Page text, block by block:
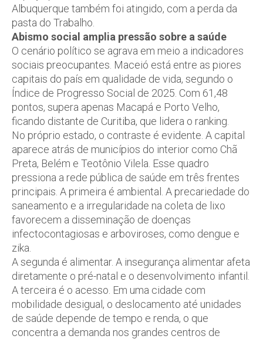
Albuquerque também foi atingido, com a perda da
pasta do Trabalho.
Abismo social amplia pressão sobre a saúde
O cenário político se agrava em meio a indicadores
sociais preocupantes. Maceió está entre as piores
capitais do país em qualidade de vida, segundo o
Índice de Progresso Social de 2025. Com 61,48
pontos, supera apenas Macapá e Porto Velho,
ficando distante de Curitiba, que lidera o ranking.
No próprio estado, o contraste é evidente. A capital
aparece atrás de municípios do interior como Chã
Preta, Belém e Teotônio Vilela. Esse quadro
pressiona a rede pública de saúde em três frentes
principais. A primeira é ambiental. A precariedade do
saneamento e a irregularidade na coleta de lixo
favorecem a disseminação de doenças
infectocontagiosas e arboviroses, como dengue e
zika.
A segunda é alimentar. A insegurança alimentar afeta
diretamente o pré-natal e o desenvolvimento infantil.
A terceira é o acesso. Em uma cidade com
mobilidade desigual, o deslocamento até unidades
de saúde depende de tempo e renda, o que
concentra a demanda nos grandes centros de